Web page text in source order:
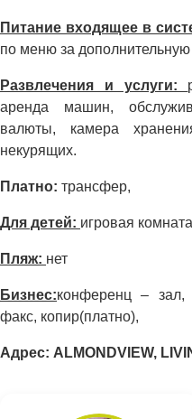
Питание входящее в
по меню за дополнительную
Развлечения и услуги:
аренда машин,
валюты, камера
некурящих.
Платно: трансфер,
Для детей: игровая
Пляж: нет
Бизнес:конференц – зал,
факс, копир(платно),
Адрес: ALMONDVIEW,